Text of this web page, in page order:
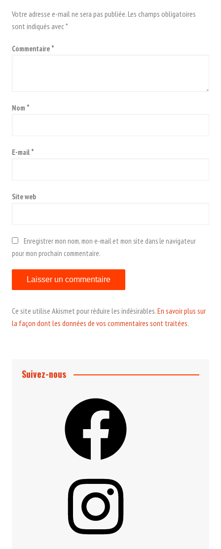
Votre adresse e-mail ne sera pas publiée.Les champs obligatoires
sont indiqués avec*
Commentaire *
Nom *
E-mail *
Site web
Enregistrer mon nom, mon e-mail et mon site dans le navigateur
pour mon prochain commentaire.
Ce site utilise Akismet pour réduire les indésirables.En savoir plus sur
la façon dont les données de vos commentaires sont traitées.
Suivez-nous